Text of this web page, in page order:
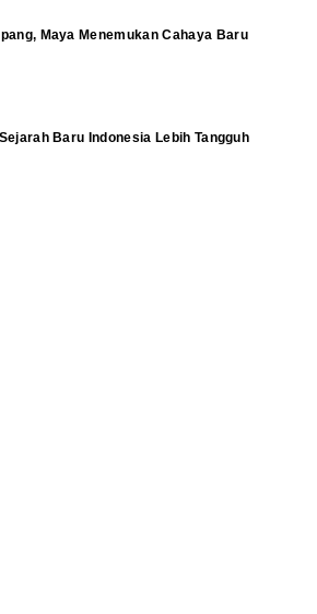
Maya Menemukan Cahaya Baru
Baru Indonesia Lebih Tangguh